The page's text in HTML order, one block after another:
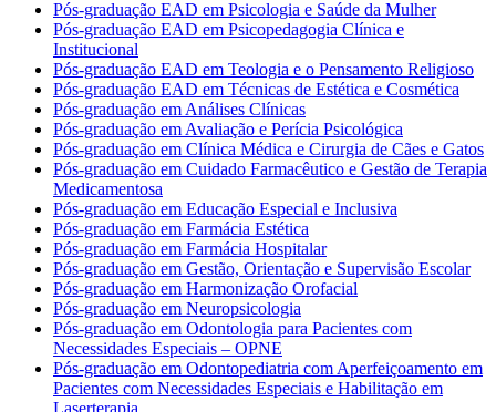
Pós-graduação EAD em Psicologia e Saúde da Mulher
Pós-graduação EAD em Psicopedagogia Clínica e
Institucional
Pós-graduação EAD em Teologia e o Pensamento Religioso
Pós-graduação EAD em Técnicas de Estética e Cosmética
Pós-graduação em Análises Clínicas
Pós-graduação em Avaliação e Perícia Psicológica
Pós-graduação em Clínica Médica e Cirurgia de Cães e Gatos
Pós-graduação em Cuidado Farmacêutico e Gestão de Terapia
Medicamentosa
Pós-graduação em Educação Especial e Inclusiva
Pós-graduação em Farmácia Estética
Pós-graduação em Farmácia Hospitalar
Pós-graduação em Gestão, Orientação e Supervisão Escolar
Pós-graduação em Harmonização Orofacial
Pós-graduação em Neuropsicologia
Pós-graduação em Odontologia para Pacientes com
Necessidades Especiais – OPNE
Pós-graduação em Odontopediatria com Aperfeiçoamento em
Pacientes com Necessidades Especiais e Habilitação em